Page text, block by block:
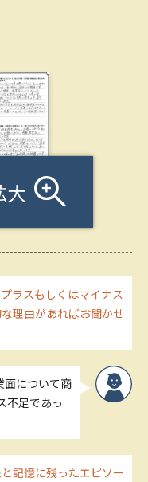
大
ラスもしくはマイナス
理由があればお聞かせ
面について商
不足であっ
記憶に残ったエピソー